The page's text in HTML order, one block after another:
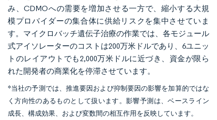
み、CDMOへの需要を増加させる一方で、縮小する大規
模プロバイダーの集合体に供給リスクを集中させていま
す。マイクロバッチ遺伝子治療の作業では、各モジュール
式アイソレーターのコストは200万米ドルであり、6ユニッ
トのレイアウトでも2,000万米ドルに近づき、資金が限ら
れた開発者の商業化を停滞させています。
*当社の予測では、推進要因および抑制要因の影響を加算的ではな
く方向性のあるものとして扱います。影響予測は、ベースライン
成長、構成効果、および変数間の相互作用を反映しています。